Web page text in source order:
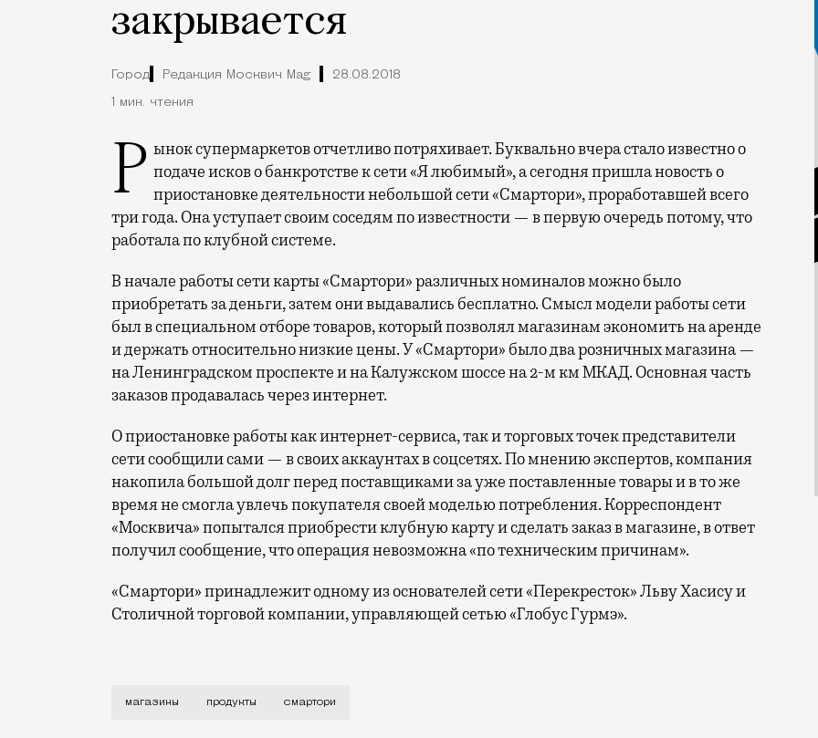
закрывается
Город Редакция Москвич Mag 28.08.2018
1 мин. чтения
Рынок супермаркетов отчетливо потряхивает. Буквально вчера стало известно о подаче исков о банкротстве к сети «Я любимый», а сегодня пришла новость о
приостановке деятельности небольшой сети «Смартори», проработавшей всего
три года. Она уступает своим соседям по известности — в первую очередь потому, что
работала по клубной системе.
В начале работы сети карты «Смартори» различных номиналов можно было
приобретать за деньги, затем они выдавались бесплатно. Смысл модели работы сети
был в специальном отборе товаров, который позволял магазинам экономить на аренде
и держать относительно низкие цены. У «Смартори» было два розничных магазина —
на Ленинградском проспекте и на Калужском шоссе на 2-м км МКАД. Основная часть
заказов продавалась через интернет.
О приостановке работы как интернет-сервиса, так и торговых точек представители
сети сообщили сами — в своих аккаунтах в соцсетях. По мнению экспертов, компания
накопила большой долг перед поставщиками за уже поставленные товары и в то же
время не смогла увлечь покупателя своей моделью потребления. Корреспондент
«Москвича» попытался приобрести клубную карту и сделать заказ в магазине, в ответ
получил сообщение, что операция невозможна «по техническим причинам».
«Смартори» принадлежит одному из основателей сети «Перекресток» Льву Хасису и
Столичной торговой компании, управляющей сетью «Глобус Гурмэ».
Рынок супермаркетов отчетливо потряхивает. Буквально вчера стало известно о подаче
магазины продукты смартори